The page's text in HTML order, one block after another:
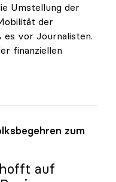
Umstellung der
der
vor Journalisten.
finanziellen
mit gemischter
zum
auf